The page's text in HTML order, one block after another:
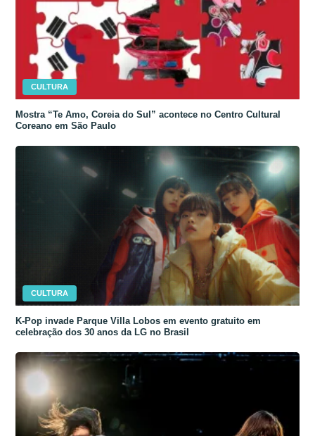
CULTURA
Mostra “Te Amo, Coreia do Sul” acontece no Centro Cultural
Coreano em São Paulo
CULTURA
K-Pop invade Parque Villa Lobos em evento gratuito em
celebração dos 30 anos da LG no Brasil